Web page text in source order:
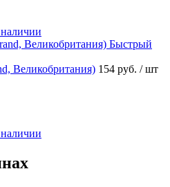
Быстрый
Великобритания) 154 руб. / шт